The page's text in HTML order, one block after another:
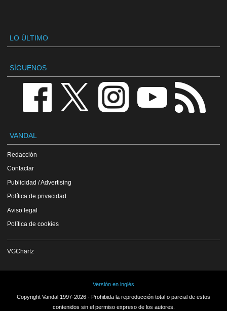
LO ÚLTIMO
SÍGUENOS
VANDAL
Redacción
Contactar
Publicidad / Advertising
Política de privacidad
Aviso legal
Política de cookies
VGChartz
Versión en inglés
Copyright Vandal 1997-2026 - Prohibida la reproducción total o parcial de estos
contenidos sin el permiso expreso de los autores.